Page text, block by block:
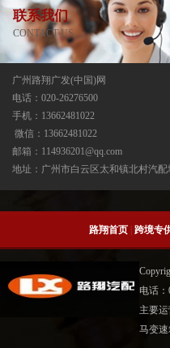
宝马X3分动箱/器ATC13-ATC450-
宝马X5分动箱/器-ATC500-ATC700-
ATC45L-ATC450-ATC13
联系我们
CONTACT US
广州路翔广发(中国)网
电话：020-26276500
手机：13662481022
微信：13662481022
邮箱：114936201@qq.com
地址：广州市白云区太和镇北村汽配
路翔首页 跨境专
电话
主要
马变